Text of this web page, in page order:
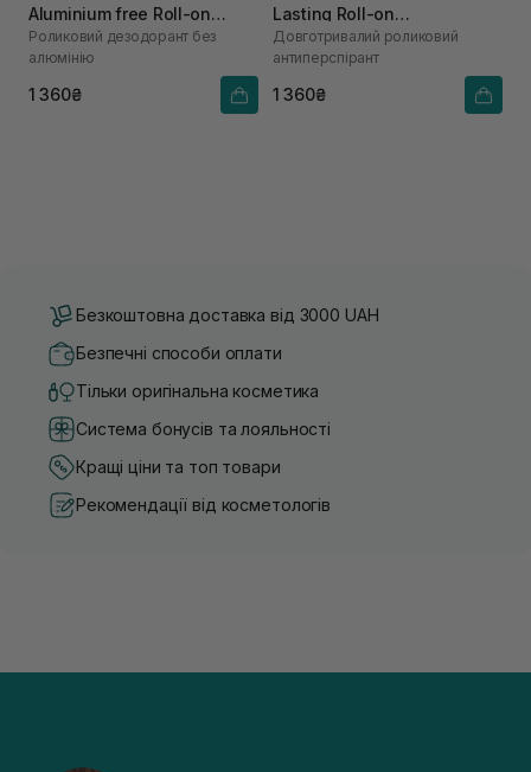
Aluminium free Roll-on
Deodorant 50 мл
Роликовий дезодорант без
алюмінію
1 360₴
Lasting Roll-on
Antiperspirant 50 мл
Довготривалий роликовий
антиперспірант
1 360₴
Безкоштовна доставка від 3000 UAH
Безпечні способи оплати
Тільки оригінальна косметика
Система бонусів та лояльності
Кращі ціни та топ товари
Рекомендації від косметологів